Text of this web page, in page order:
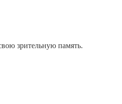
зрительную память.